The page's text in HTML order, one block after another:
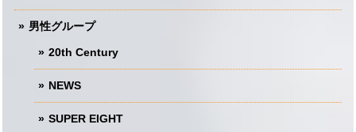
男性グループ
20th Century
NEWS
SUPER EIGHT